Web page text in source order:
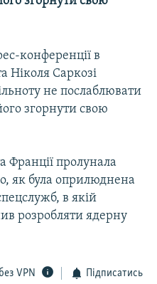
конференції в
Ніколя Саркозі
не послаблювати
згорнути свою
Франції пролунала
як була оприлюднена
в якій
розробляти ядерну
VPN Підписатись